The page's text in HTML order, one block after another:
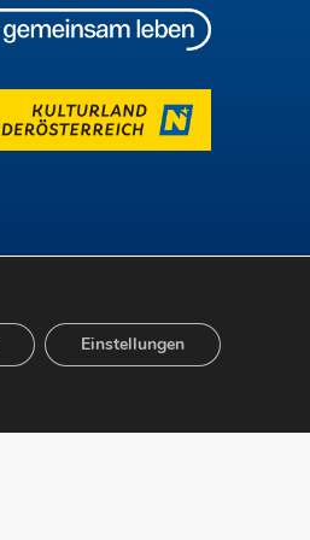
Einstellungen